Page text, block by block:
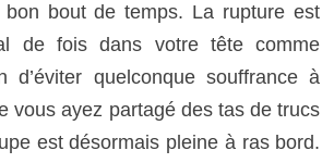
bout de temps. La rupture est
de fois dans votre tête comme
d’éviter quelconque souffrance à
vous ayez partagé des tas de trucs
est désormais pleine à ras bord.